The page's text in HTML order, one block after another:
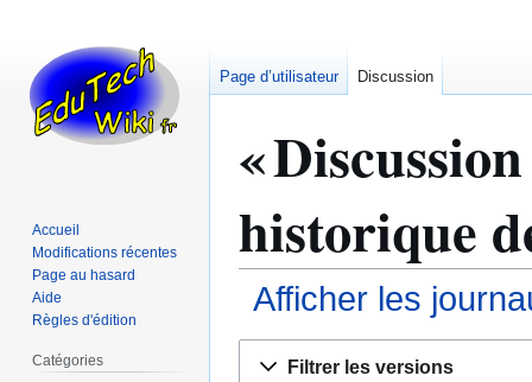
«
historique
Afficher les
Filtrer les versions
Page d’utilisateur Discussion
Accueil
Modifications récentes
Page au hasard
Aide
Règles d'édition
Catégories